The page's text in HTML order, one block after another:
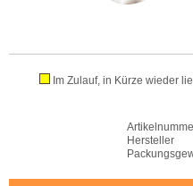
Im Zulauf, in Kürze wieder
Hersteller